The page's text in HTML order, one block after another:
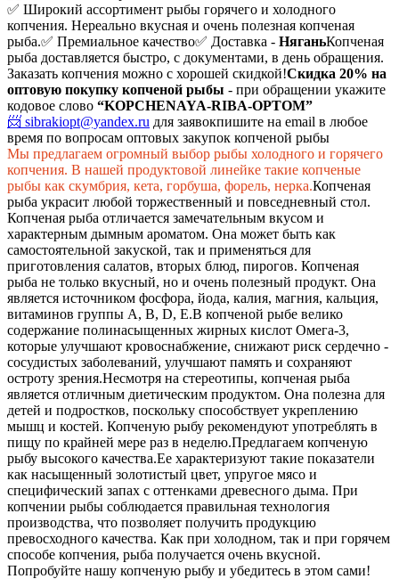
✅ Широкий ассортимент рыбы горячего и холодного
копчения. Нереально вкусная и очень полезная копченая
рыба.✅ Премиальное качество✅ Доставка - НяганьКопченая
рыба доставляется быстро, с документами, в день обращения.
Заказать копчения можно с хорошей скидкой!Скидка 20% на
оптовую покупку копченой рыбы - при обращении укажите
кодовое слово “KOPCHENAYA-RIBA-OPTOM”
📨 sibrakiopt@yandex.ru для заявокпишите на email в любое
время по вопросам оптовых закупок копченой рыбы
Мы предлагаем огромный выбор рыбы холодного и горячего
копчения. В нашей продуктовой линейке такие копченые
рыбы как скумбрия, кета, горбуша, форель, нерка.Копченая
рыба украсит любой торжественный и повседневный стол.
Копченая рыба отличается замечательным вкусом и
характерным дымным ароматом. Она может быть как
самостоятельной закуской, так и применяться для
приготовления салатов, вторых блюд, пирогов. Копченая
рыба не только вкусный, но и очень полезный продукт. Она
является источником фосфора, йода, калия, магния, кальция,
витаминов группы А, В, D, Е.В копченой рыбе велико
содержание полинасыщенных жирных кислот Омега-3,
которые улучшают кровоснабжение, снижают риск сердечно -
сосудистых заболеваний, улучшают память и сохраняют
остроту зрения.Несмотря на стереотипы, копченая рыба
является отличным диетическим продуктом. Она полезна для
детей и подростков, поскольку способствует укреплению
мышц и костей. Копченую рыбу рекомендуют употреблять в
пищу по крайней мере раз в неделю.Предлагаем копченую
рыбу высокого качества.Ее характеризуют такие показатели
как насыщенный золотистый цвет, упругое мясо и
специфический запах с оттенками древесного дыма. При
копчении рыбы соблюдается правильная технология
производства, что позволяет получить продукцию
превосходного качества. Как при холодном, так и при горячем
способе копчения, рыба получается очень вкусной.
Попробуйте нашу копченую рыбу и убедитесь в этом сами!